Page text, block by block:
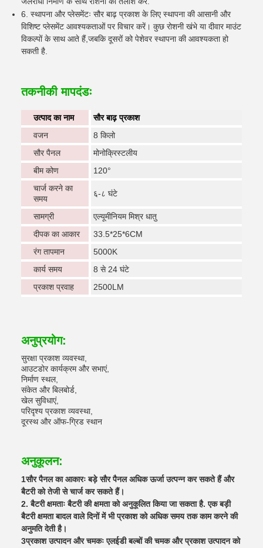
6. स्थापना और प्लेसमेंटः सौर बाढ़ प्रकाश के लिए स्थापना की आसानी और
विशिष्ट प्लेसमेंट आवश्यकताओं पर विचार करें। कुछ रोशनी खंभे या दीवार माउंट
विकल्पों के साथ आते हैं,जबकि दूसरों को पेशेवर स्थापना की आवश्यकता हो
सकती है.
तकनीकी मापदंडः
उत्पाद का नाम
सौर बाढ़ प्रकाश
वजन
8 किलो
सौर पैनल
मोनोक्रिस्टलीय
बीम कोण
120°
चार्ज करने का
समय
६-८ घंटे
सामग्री
एल्यूमीनियम मिश्र धातु
दीपक का आकार
33.5*25*6CM
रंग तापमान
5000K
कार्य समय
8 से 24 घंटे
प्रकाश प्रवाह
2500LM
अनुप्रयोग:
सुरक्षा प्रकाश व्यवस्था,
आउटडोर कार्यक्रम और सभाएं,
निर्माण स्थल,
संकेत और बिलबोर्ड,
खेल सुविधाएं,
परिदृश्य प्रकाश व्यवस्था,
दूरस्थ और ऑफ-ग्रिड स्थान
अनुकूलन:
1सौर पैनल का आकारः बड़े सौर पैनल अधिक ऊर्जा उत्पन्न कर सकते हैं और
बैटरी को तेजी से चार्ज कर सकते हैं।
2. बैटरी क्षमताः बैटरी की क्षमता को अनुकूलित किया जा सकता है. एक बड़ी
बैटरी क्षमता बादल वाले दिनों में भी प्रकाश को अधिक समय तक काम करने की
अनुमति देती है।
3प्रकाश उत्पादन और चमकः एलईडी बल्बों की चमक और प्रकाश उत्पादन को